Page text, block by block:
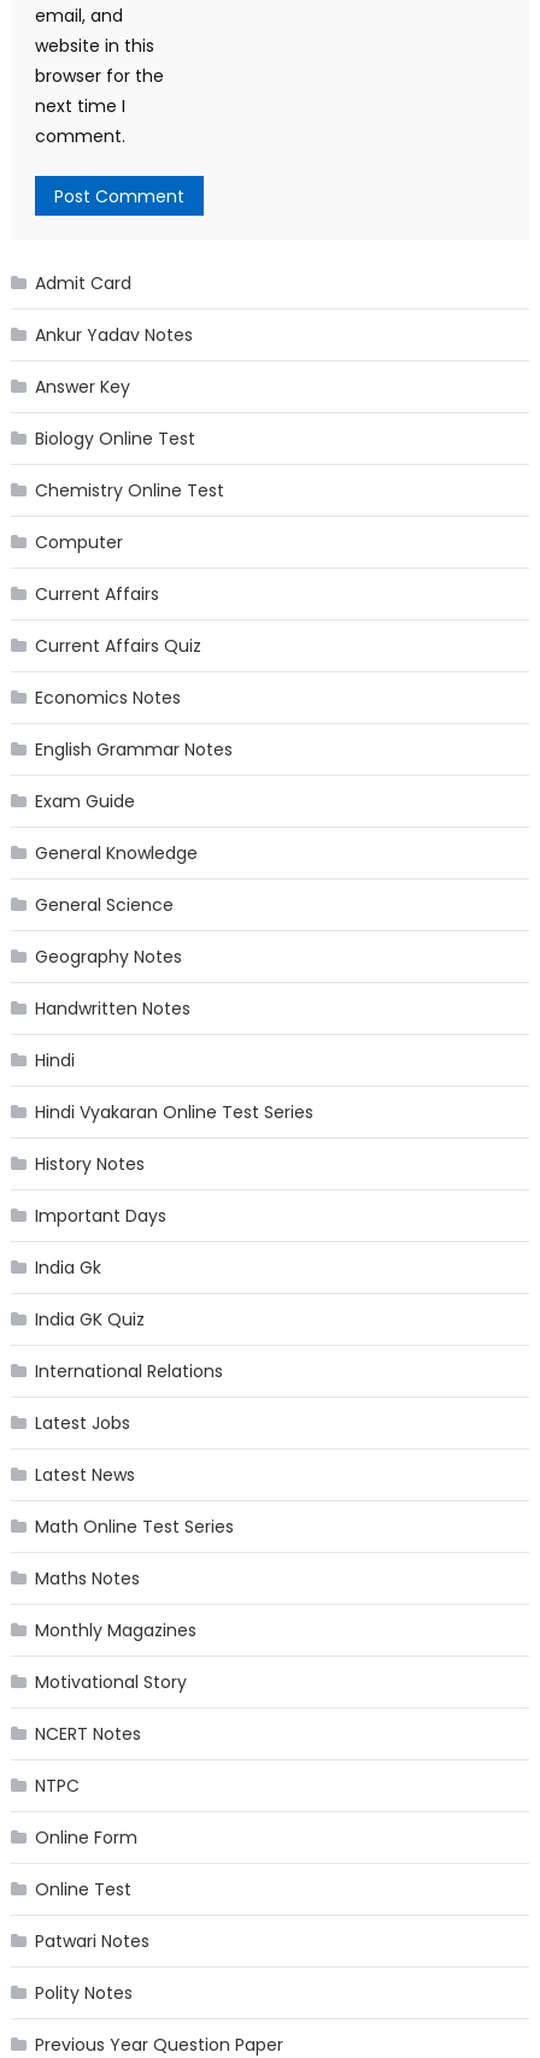
email, and
website in this
browser for the
next time I
comment.
Admit Card
Ankur Yadav Notes
Answer Key
Biology Online Test
Chemistry Online Test
Computer
Current Affairs
Current Affairs Quiz
Economics Notes
English Grammar Notes
Exam Guide
General Knowledge
General Science
Geography Notes
Handwritten Notes
Hindi
Hindi Vyakaran Online Test Series
History Notes
Important Days
India Gk
India GK Quiz
International Relations
Latest Jobs
Latest News
Math Online Test Series
Maths Notes
Monthly Magazines
Motivational Story
NCERT Notes
NTPC
Online Form
Online Test
Patwari Notes
Polity Notes
Previous Year Question Paper